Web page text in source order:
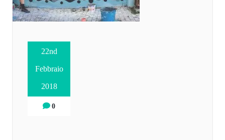
22nd
Febbraio
2018
0